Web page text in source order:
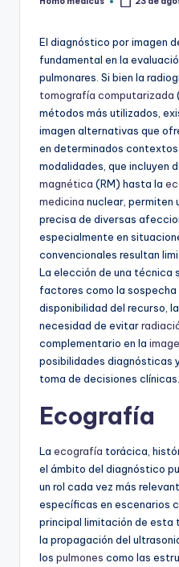
Publicado
El diagnóstico por imagen
fundamental en la
pulmonares. Si bien la
tomografía computarizada
métodos más utilizados,
imagen alternativas que
en determinados
modalidades, que incluyen
magnética (RM) hasta la
medicina nuclear, permiten
precisa de diversas
especialmente en
convencionales resultan
La elección de una técnica
factores como la
disponibilidad del recurso,
necesidad de evitar
complementario en la
posibilidades diagnósticas
toma de decisiones clínicas.
Ecografía
La ecografía torácica,
el ámbito del diagnóstico
un rol cada vez más
específicas en escenarios
principal limitación de esta
la propagación del
los pulmones como las